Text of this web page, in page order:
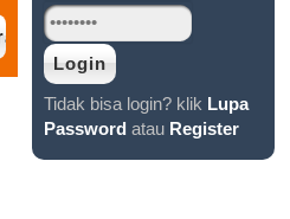
Tidak bisa login? klik Lupa
Password atau Register